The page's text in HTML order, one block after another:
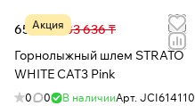
Акция
65 290 ₸ 83 636 ₸
Горнолыжный шлем STRATO
WHITE CAT3 Pink
0 0 В наличииАрт. JCI614110